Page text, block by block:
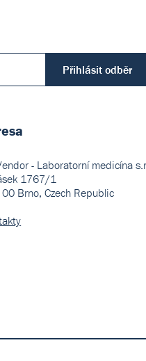
Přihlásit odběr
- Laboratorní medicína
1767/1
Brno, Czech Republic